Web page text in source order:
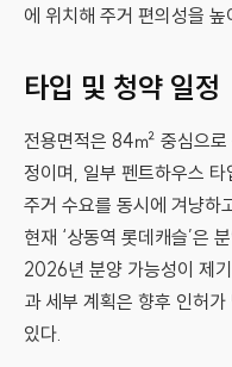
에 위치해 주거 편의성을 높
타입 및 청약 일정
전용면적은 84㎡ 중심으로
정이며, 일부 펜트하우스
주거 수요를 동시에 겨냥하
현재 ‘상동역 롯데캐슬’은
2026년 분양 가능성이 제
과 세부 계획은 향후 인허
있다.